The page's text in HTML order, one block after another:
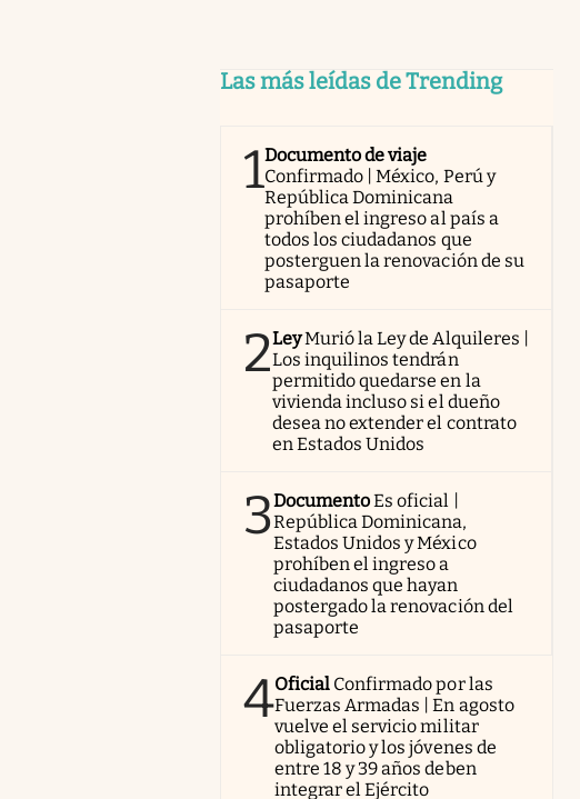
Las más leídas de Trending
1Documento de viaje
Confirmado | México, Perú y
República Dominicana
prohíben el ingreso al país a
todos los ciudadanos que
posterguen la renovación de su
pasaporte
2LeyMurió la Ley de Alquileres |
Los inquilinos tendrán
permitido quedarse en la
vivienda incluso si el dueño
desea no extender el contrato
en Estados Unidos
3DocumentoEs oficial |
República Dominicana,
Estados Unidos y México
prohíben el ingreso a
ciudadanos que hayan
postergado la renovación del
pasaporte
4Oficial Confirmado por las
Fuerzas Armadas | En agosto
vuelve el servicio militar
obligatorio y los jóvenes de
entre 18 y 39 años deben
integrar el Ejército